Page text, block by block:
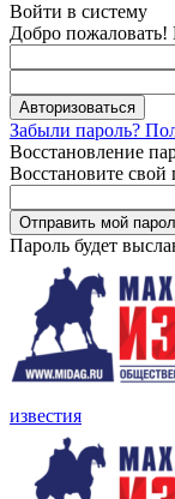
Войти в систему
Добро пожаловать!
Забыли пароль?
Восстановление
Восстановите свой
Пароль будет
известия